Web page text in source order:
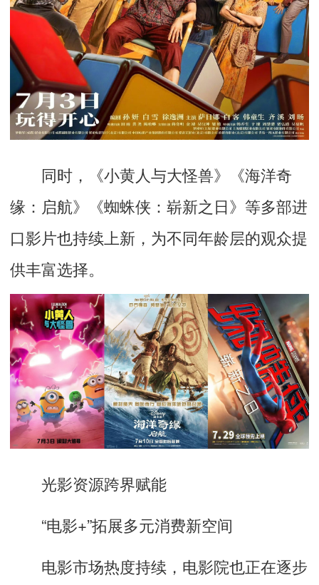
同时，
《小黄人与大怪兽》《海洋奇
缘：启航》《蜘蛛侠：崭新之日》 等多部进
口影片也持续上新，为不同年龄层的观众提
供丰富选择。
光影资源跨界赋能
“电影+”拓展多元消费新空间
电影市场热度持续，电影院也正在逐步